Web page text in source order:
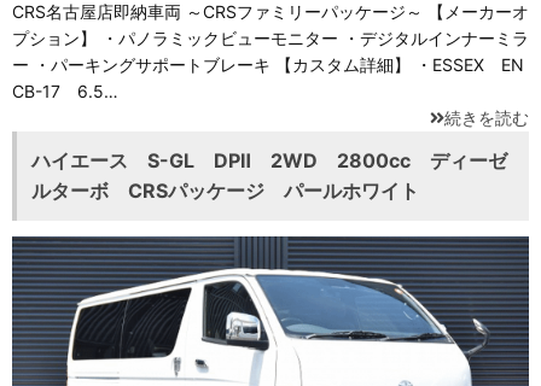
CRS名古屋店即納車両 ～CRSファミリーパッケージ～ 【メーカーオ
プション】 ・パノラミックビューモニター ・デジタルインナーミラ
ー ・パーキングサポートブレーキ 【カスタム詳細】 ・ESSEX EN
CB-17 6.5…
続きを読む
ハイエース S-GL DPⅡ 2WD 2800cc ディーゼ
ルターボ CRSパッケージ パールホワイト